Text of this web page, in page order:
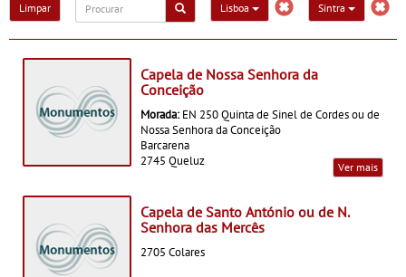
Limpar Lisboa Sintra
Capela de Nossa Senhora da
Conceição
Morada: EN 250 Quinta de Sinel de Cordes ou de
Nossa Senhora da Conceição
Barcarena
2745 Queluz
Ver mais
Capela de Santo António ou de N.
Senhora das Mercês
2705 Colares